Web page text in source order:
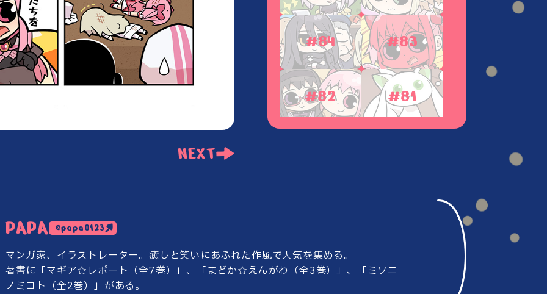
NEXT
#84 #83
#82 #81
#76
PAPA @papa0123
マンガ家、イラストレーター。 癒しと笑いにあふれた作風で人気を集める。
著書に「マギア☆レポート（全7巻）」、
「まどか☆えんがわ（全3巻）」、
「ミソニ
ノミコト（全2巻）」がある。